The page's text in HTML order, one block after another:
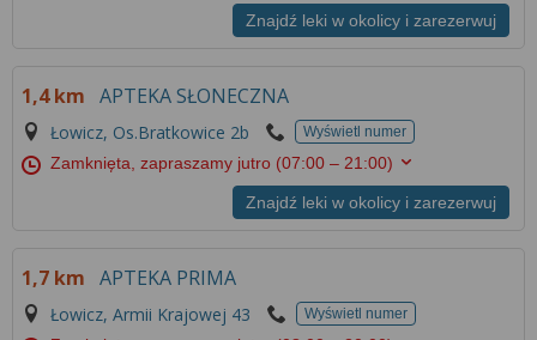
Znajdź leki w okolicy i zarezerwuj
1,4 km APTEKA SŁONECZNA
Łowicz, Os.Bratkowice 2b Wyświetl numer
Zamknięta, zapraszamy jutro (07:00 – 21:00)
Znajdź leki w okolicy i zarezerwuj
1,7 km APTEKA PRIMA
Łowicz, Armii Krajowej 43 Wyświetl numer